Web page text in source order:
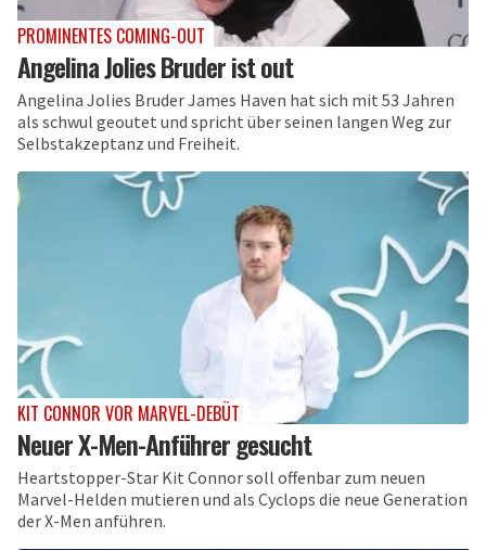
PROMINENTES COMING-OUT
Angelina Jolies Bruder ist out
Angelina Jolies Bruder James Haven hat sich mit 53 Jahren
als schwul geoutet und spricht über seinen langen Weg zur
Selbstakzeptanz und Freiheit.
KIT CONNOR VOR MARVEL-DEBÜT
Neuer X-Men-Anführer gesucht
Heartstopper-Star Kit Connor soll offenbar zum neuen
Marvel-Helden mutieren und als Cyclops die neue Generation
der X-Men anführen.